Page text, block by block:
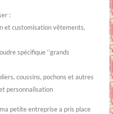
:
et customisation vêtements,
spécifique ‘’grands
coussins, pochons et autres
personnalisation
petite entreprise a pris place